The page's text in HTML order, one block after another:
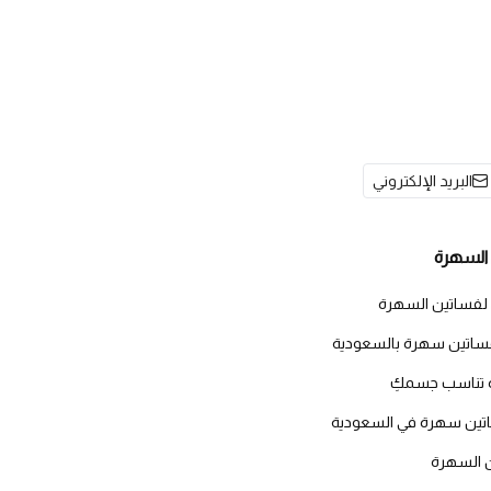
البريد الإلكتروني
السهرة
لفساتين السهرة
سهرة بالسعودية
تناسب جسمكِ
سهرة في السعودية
السهرة